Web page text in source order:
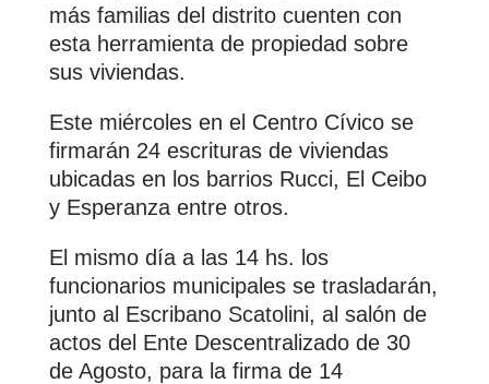
más familias del distrito cuenten con
esta herramienta de propiedad sobre
sus viviendas.
Este miércoles en el Centro Cívico se
firmarán 24 escrituras de viviendas
ubicadas en los barrios Rucci, El Ceibo
y Esperanza entre otros.
El mismo día a las 14 hs. los
funcionarios municipales se trasladarán,
junto al Escribano Scatolini, al salón de
actos del Ente Descentralizado de 30
de Agosto, para la firma de 14